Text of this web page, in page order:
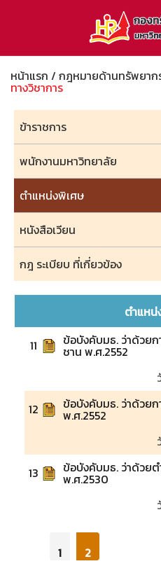
หน้าแรก / กฎหมายด้านทรัพยา
ทางวิชาการ
ข้าราชการ
พนักงานมหาวิทยาลัย
ตำแหน่งพิเศษ
หนังสือเวียน
กฎ ระเบียบ ที่เกี่ยวข้อง
ตำแหน่
11
ข้อบังคับมธ. ว่าด้วย
ชาน พ.ศ.2552
12
ข้อบังคับมธ. ว่าด้วย
พ.ศ.2552
13
ข้อบังคับมธ. ว่าด้วย
พ.ศ.2530
1 2